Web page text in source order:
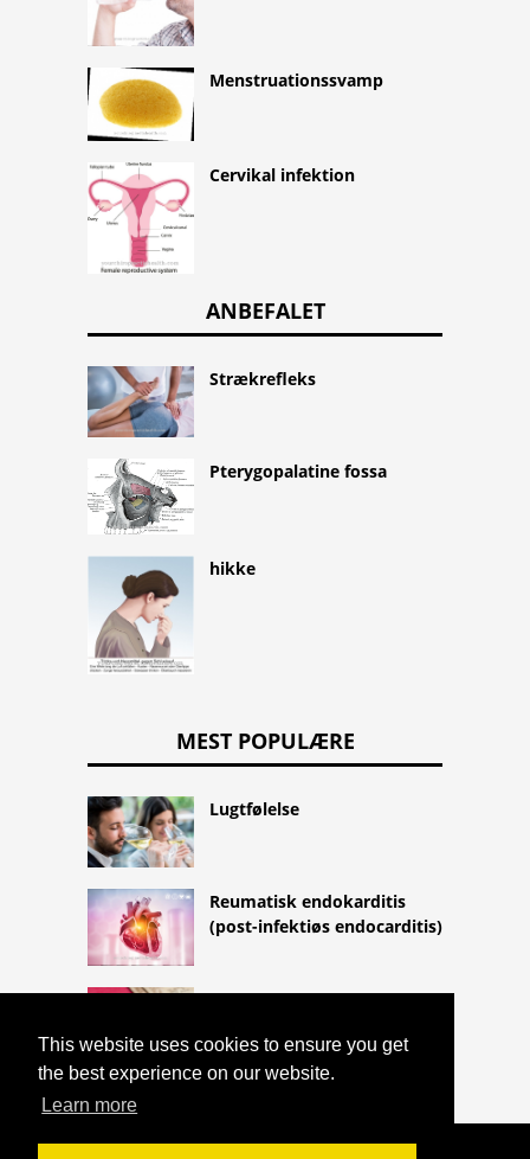
This website uses cookies to ensure you get
the best experience on our website.
Learn more
Menstruationssvamp
Cervikal infektion
ANBEFALET
Strækrefleks
Pterygopalatine fossa
hikke
MEST POPULÆRE
Lugtfølelse
Reumatisk endokarditis
(post-infektiøs endocarditis)
Kondomer